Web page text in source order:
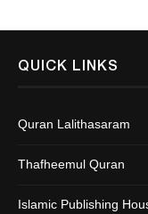
QUICK LINKS
Quran Lalithasaram
Thafheemul Quran
Islamic Publishing